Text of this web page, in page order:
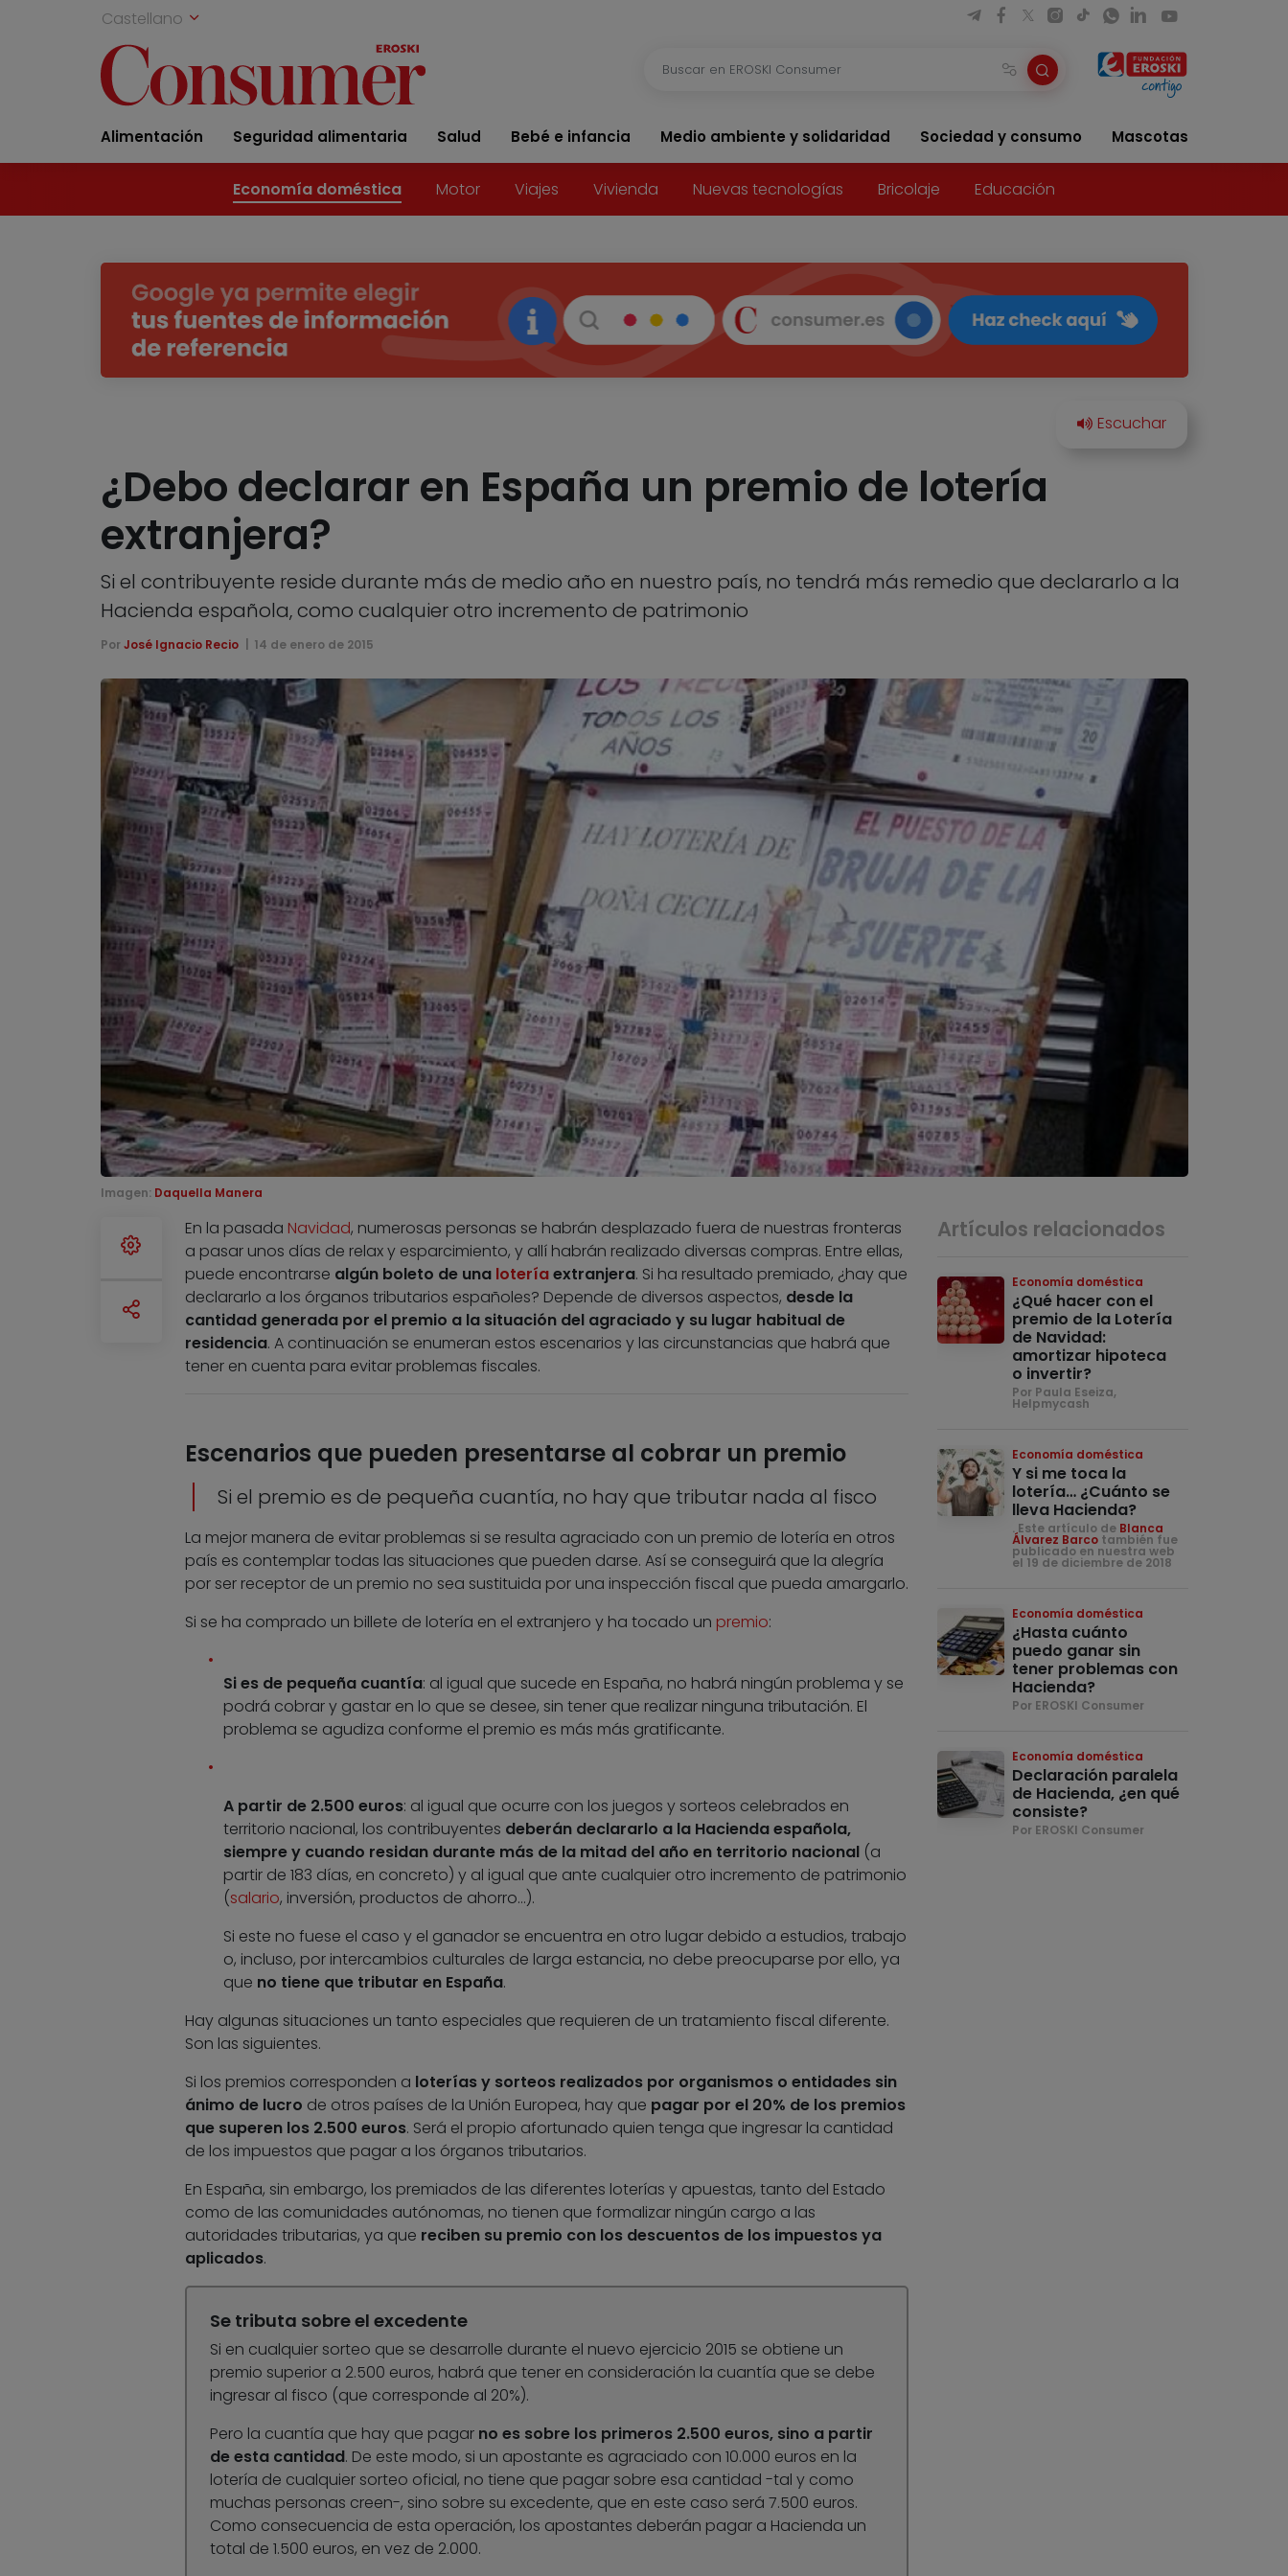
Castellano
Alimentación Seguridad alimentaria Salud Bebé e infancia Medio ambiente y solidaridad Sociedad y consumo Mascotas
Economía doméstica Motor Viajes Vivienda Nuevas tecnologías Bricolaje Educación
¿Debo declarar en España un premio de lotería
extranjera?
Si el contribuyente reside durante más de medio año en nuestro país, no tendrá más remedio que declararlo a la
Hacienda española, como cualquier otro incremento de patrimonio
Por José Ignacio Recio 14 de enero de 2015
Imagen: Daquella Manera
En la pasada Navidad, numerosas personas se habrán desplazado fuera de nuestras fronteras
a pasar unos días de relax y esparcimiento, y allí habrán realizado diversas compras. Entre ellas,
puede encontrarse algún boleto de una loteríaextranjera. Si ha resultado premiado, ¿hay que
declararlo a los órganos tributarios españoles? Depende de diversos aspectos, desde la
cantidad generada por el premio a la situación del agraciado y su lugar habitual de
residencia. A continuación se enumeran estos escenarios y las circunstancias que habrá que
tener en cuenta para evitar problemas fiscales.
Escenarios que pueden presentarse al cobrar un premio
Si el premio es de pequeña cuantía, no hay que tributar nada al fisco
La mejor manera de evitar problemas si se resulta agraciado con un premio de lotería en otros
país es contemplar todas las situaciones que pueden darse. Así se conseguirá que la alegría
por ser receptor de un premio no sea sustituida por una inspección fiscal que pueda amargarlo.
Si se ha comprado un billete de lotería en el extranjero y ha tocado un premio:
Si es de pequeña cuantía: al igual que sucede en España, no habrá ningún problema y se
podrá cobrar y gastar en lo que se desee, sin tener que realizar ninguna tributación. El
problema se agudiza conforme el premio es más más gratificante.
A partir de 2.500 euros: al igual que ocurre con los juegos y sorteos celebrados en
territorio nacional, los contribuyentes deberán declararlo a la Hacienda española,
siempre y cuando residan durante más de la mitad del año en territorio nacional(a
partir de 183 días, en concreto) y al igual que ante cualquier otro incremento de patrimonio
(salario, inversión, productos de ahorro…).
Si este no fuese el caso y el ganador se encuentra en otro lugar debido a estudios, trabajo
o, incluso, por intercambios culturales de larga estancia, no debe preocuparse por ello, ya
que no tiene que tributar en España.
Hay algunas situaciones un tanto especiales que requieren de un tratamiento fiscal diferente.
Son las siguientes.
Si los premios corresponden a loterías y sorteos realizados por organismos o entidades sin
ánimo de lucro de otros países de la Unión Europea, hay que pagar por el 20% de los premios
que superen los 2.500 euros. Será el propio afortunado quien tenga que ingresar la cantidad
de los impuestos que pagar a los órganos tributarios.
En España, sin embargo, los premiados de las diferentes loterías y apuestas, tanto del Estado
como de las comunidades autónomas, no tienen que formalizar ningún cargo a las
autoridades tributarias, ya que reciben su premio con los descuentos de los impuestos ya
aplicados.
Se tributa sobre el excedente
Si en cualquier sorteo que se desarrolle durante el nuevo ejercicio 2015 se obtiene un
premio superior a 2.500 euros, habrá que tener en consideración la cuantía que se debe
ingresar al fisco (que corresponde al 20%).
Pero la cuantía que hay que pagar no es sobre los primeros 2.500 euros, sino a partir
de esta cantidad. De este modo, si un apostante es agraciado con 10.000 euros en la
lotería de cualquier sorteo oficial, no tiene que pagar sobre esa cantidad -tal y como
muchas personas creen-, sino sobre su excedente, que en este caso será 7.500 euros.
Como consecuencia de esta operación, los apostantes deberán pagar a Hacienda un
total de 1.500 euros, en vez de 2.000.
Artículos relacionados
Economía doméstica
¿Qué hacer con el
premio de la Lotería
de Navidad:
amortizar hipoteca
o invertir?
Por Paula Eseiza,
Helpmycash
Economía doméstica
Y si me toca la
lotería… ¿Cuánto se
lleva Hacienda?
. Este artículo de Blanca
Álvarez Barco también fue
publicado en nuestra web
el 19 de diciembre de 2018
Economía doméstica
¿Hasta cuánto
puedo ganar sin
tener problemas con
Hacienda?
Por EROSKI Consumer
Economía doméstica
Declaración paralela
de Hacienda, ¿en qué
consiste?
Por EROSKI Consumer